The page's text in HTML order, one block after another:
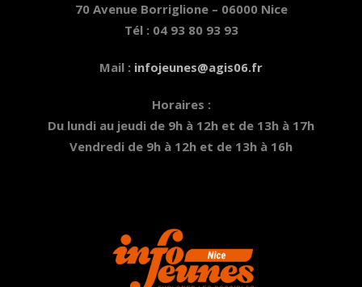
70 Avenue Borriglione – 06000 Nice
Tél : 04 93 80 93 93
Mail : infojeunes@agis06.fr
Horaires :
Du lundi au jeudi de 9h à 12h et de 13h à 17h
Vendredi de 9h à 12h et de 13h à 16h